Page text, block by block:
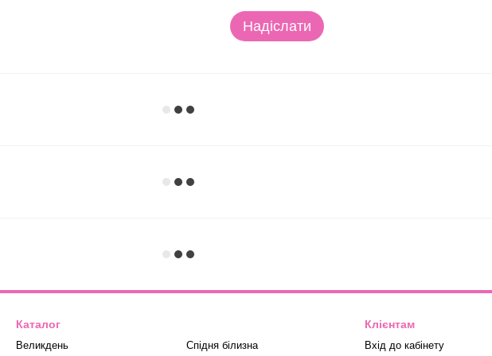
Надіслати
Каталог
Великдень Спідня білизна
Клієнтам
Вхід до кабінету